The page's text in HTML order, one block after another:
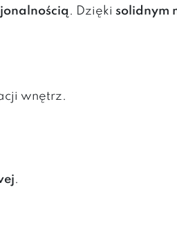
. Dzięki solidnym
wnętrz.
.